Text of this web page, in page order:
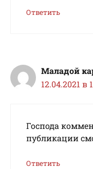
Ответить
Маладой
12.04.2021 в
Господа
публикации
Ответить